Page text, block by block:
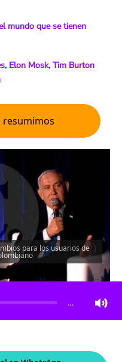
mundo que se tienen
Elon Mosk, Tim Burton
resumimos
para los usuarios de
…